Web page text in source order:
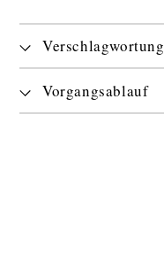
Verschlagwortung
Vorgangsablauf